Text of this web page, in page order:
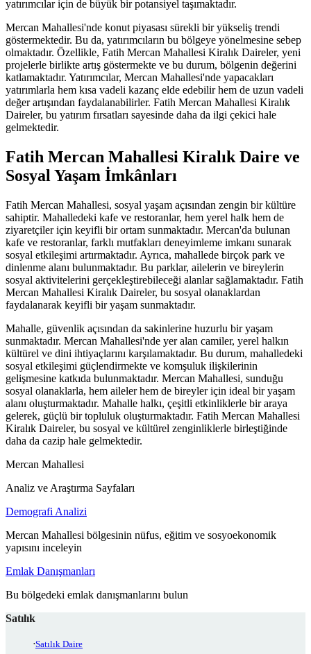
yatırımcılar için de büyük bir potansiyel taşımaktadır.
Mercan Mahallesi'nde konut piyasası sürekli bir yükseliş trendi
göstermektedir. Bu da, yatırımcıların bu bölgeye yönelmesine sebep
olmaktadır. Özellikle, Fatih Mercan Mahallesi Kiralık Daireler, yeni
projelerle birlikte artış göstermekte ve bu durum, bölgenin değerini
katlamaktadır. Yatırımcılar, Mercan Mahallesi'nde yapacakları
yatırımlarla hem kısa vadeli kazanç elde edebilir hem de uzun vadeli
değer artışından faydalanabilirler. Fatih Mercan Mahallesi Kiralık
Daireler, bu yatırım fırsatları sayesinde daha da ilgi çekici hale
gelmektedir.
Fatih Mercan Mahallesi Kiralık Daire ve
Sosyal Yaşam İmkânları
Fatih Mercan Mahallesi, sosyal yaşam açısından zengin bir kültüre
sahiptir. Mahalledeki kafe ve restoranlar, hem yerel halk hem de
ziyaretçiler için keyifli bir ortam sunmaktadır. Mercan'da bulunan
kafe ve restoranlar, farklı mutfakları deneyimleme imkanı sunarak
sosyal etkileşimi artırmaktadır. Ayrıca, mahallede birçok park ve
dinlenme alanı bulunmaktadır. Bu parklar, ailelerin ve bireylerin
sosyal aktivitelerini gerçekleştirebileceği alanlar sağlamaktadır. Fatih
Mercan Mahallesi Kiralık Daireler, bu sosyal olanaklardan
faydalanarak keyifli bir yaşam sunmaktadır.
Mahalle, güvenlik açısından da sakinlerine huzurlu bir yaşam
sunmaktadır. Mercan Mahallesi'nde yer alan camiler, yerel halkın
kültürel ve dini ihtiyaçlarını karşılamaktadır. Bu durum, mahalledeki
sosyal etkileşimi güçlendirmekte ve komşuluk ilişkilerinin
gelişmesine katkıda bulunmaktadır. Mercan Mahallesi, sunduğu
sosyal olanaklarla, hem aileler hem de bireyler için ideal bir yaşam
alanı oluşturmaktadır. Mahalle halkı, çeşitli etkinliklerle bir araya
gelerek, güçlü bir topluluk oluşturmaktadır. Fatih Mercan Mahallesi
Kiralık Daireler, bu sosyal ve kültürel zenginliklerle birleştiğinde
daha da cazip hale gelmektedir.
Mercan Mahallesi
Analiz ve Araştırma Sayfaları
Demografi Analizi
Mercan Mahallesi bölgesinin nüfus, eğitim ve sosyoekonomik
yapısını inceleyin
Emlak Danışmanları
Bu bölgedeki emlak danışmanlarını bulun
Satılık
Satılık Daire